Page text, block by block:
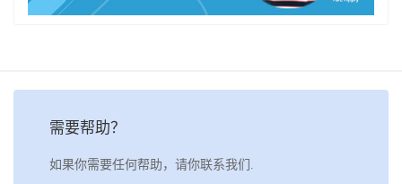
需要帮助？
如果你需要任何帮助，请你联系我们.